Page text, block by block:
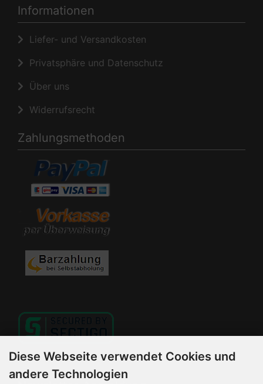
Informationen
Liefer- und Versandkosten
Privatsphäre und Datenschutz
Über uns
Widerrufsrecht
Zahlungsmethoden
Diese Webseite verwendet Cookies und
andere Technologien